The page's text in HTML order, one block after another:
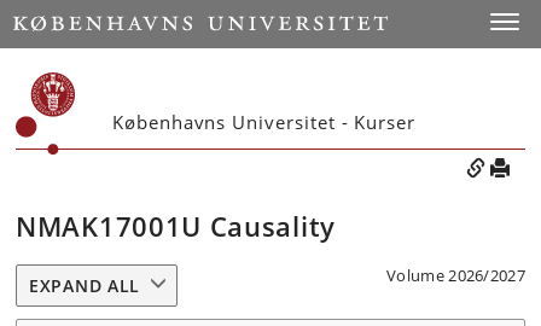
Københavns Universitet - Kurser
NMAK17001U Causality
Volume 2026/2027
EXPAND ALL